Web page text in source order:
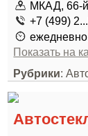
МКАД, 66-й
+7 (499) 2...
Показать на
Рубрики: